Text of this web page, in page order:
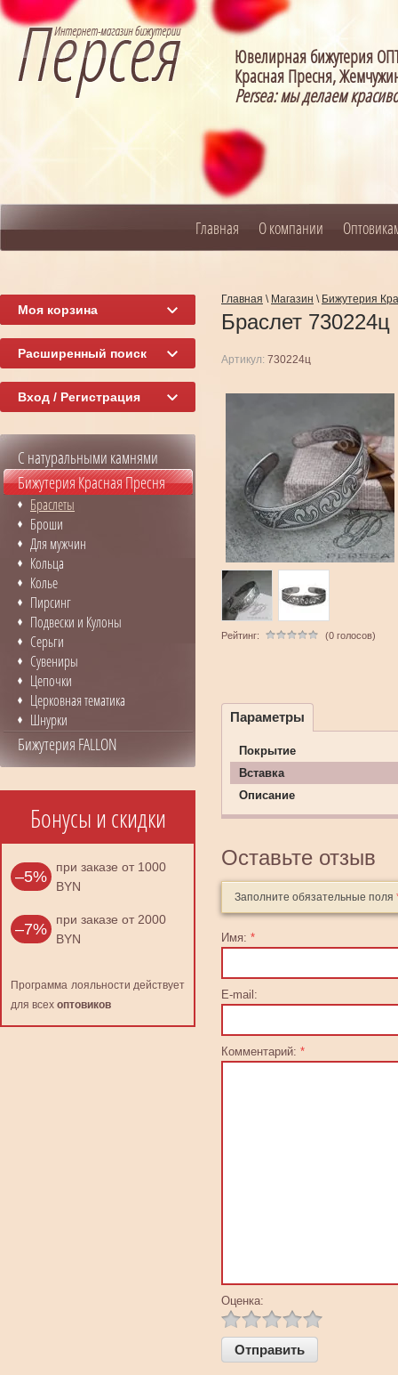
Ювелирная бижутерия
Красная Пресня,
Persea: мы делаем
Главная О компании
Главная \ Магазин \ Бижутерия
Браслет 730224ц
Артикул: 730224ц
Рейтинг: (0 голосов)
Параметры
Покрытие
Вставка
Описание
Оставьте отзыв
Заполните обязательные поля
Имя: *
E-mail:
Комментарий: *
Оценка:
Моя корзина
Расширенный поиск
Вход / Регистрация
С натуральными камнями
Бижутерия Красная Пресня
Браслеты
Броши
Для мужчин
Кольца
Колье
Пирсинг
Подвески и Кулоны
Серьги
Сувениры
Цепочки
Церковная тематика
Шнурки
Бижутерия FALLON
Бонусы и скидки
–5%
при заказе от 1000
BYN
–7%
при заказе от 2000
BYN
Программа лояльности действует
для всех оптовиков